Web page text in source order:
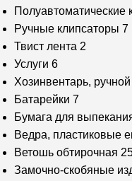
Полуавтоматические
Ручные клипсаторы 7
Твист лента 2
Услуги 6
Хозинвентарь,
Батарейки 7
Бумага для
Ведра, пластиковые
Ветошь обтирочная
Замочно-скобяные